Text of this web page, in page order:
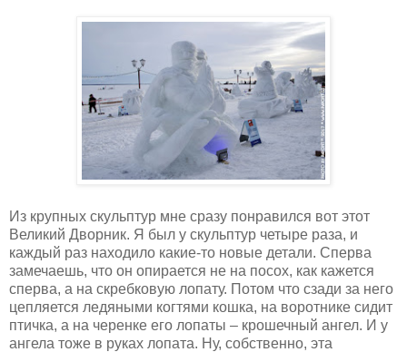
Из крупных скульптур мне сразу понравился вот этот
Великий Дворник. Я был у скульптур четыре раза, и
каждый раз находило какие-то новые детали. Сперва
замечаешь, что он опирается не на посох, как кажется
сперва, а на скребковую лопату. Потом что сзади за него
цепляется ледяными когтями кошка, на воротнике сидит
птичка, а на черенке его лопаты – крошечный ангел. И у
ангела тоже в руках лопата. Ну, собственно, эта